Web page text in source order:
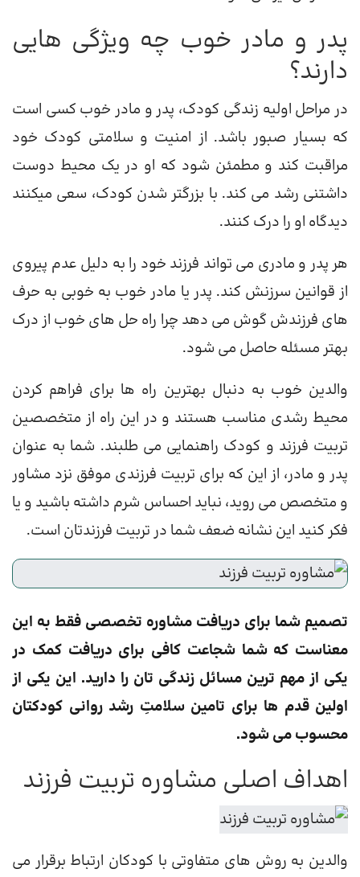
پدر و مادر خوب چه ویژگی هایی
دارند؟
در مراحل اولیه زندگی کودک، پدر و مادر خوب کسی است
که بسیار صبور باشد. از امنیت و سلامتی کودک خود
مراقبت کند و مطمئن شود که او در یک محیط دوست
داشتنی رشد می کند. با بزرگتر شدن کودک، سعی میکنند
دیدگاه او را درک کنند.
هر پدر و مادری می تواند فرزند خود را به دلیل عدم پیروی
از قوانین سرزنش کند. پدر یا مادر خوب به خوبی به حرف
های فرزندش گوش می دهد چرا راه حل های خوب از درک
بهتر مسئله حاصل می شود.
والدین خوب به دنبال بهترین راه ها برای فراهم کردن
محیط رشدی مناسب هستند و در این راه از متخصصین
تربیت فرزند و کودک راهنمایی می طلبند. شما به عنوان
پدر و مادر، از این که برای تربیت فرزندی موفق نزد مشاور
و متخصص می روید، نباید احساس شرم داشته باشید و یا
فکر کنید این نشانه ضعف شما در تربیت فرزندتان است.
تصمیم شما برای دریافت مشاوره تخصصی فقط به این
معناست که شما شجاعت کافی برای دریافت کمک در
یکی از مهم ترین مسائل زندگی تان را دارید. این یکی از
اولین قدم ها برای تامین سلامتِ رشد روانی کودکتان
محسوب می شود.
اهداف اصلی مشاوره تربیت فرزند
والدین به روش های متفاوتی با کودکان ارتباط برقرار می